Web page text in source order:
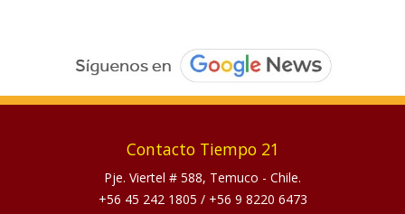
Contacto Tiempo 21
Pje. Viertel # 588, Temuco - Chile.
+56 45 242 1805 / +56 9 8220 6473